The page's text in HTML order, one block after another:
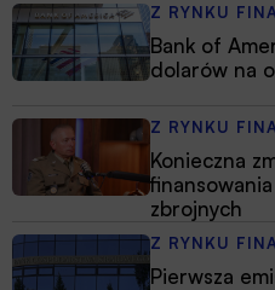
Z RYNKU
Bank of
dolarów na
Z RYNKU
Konieczna
zbrojnych
Z RYNKU
Pierwsza